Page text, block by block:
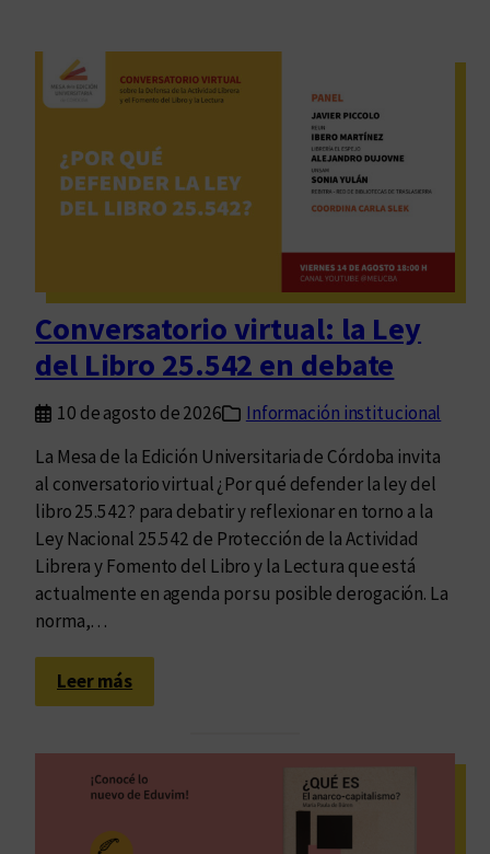
Conversatorio virtual: la Ley
del Libro 25.542 en debate
10 de agosto de 2026
Información institucional
La Mesa de la Edición Universitaria de Córdoba invita
al conversatorio virtual ¿Por qué defender la ley del
libro 25.542? para debatir y reflexionar en torno a la
Ley Nacional 25.542 de Protección de la Actividad
Librera y Fomento del Libro y la Lectura que está
actualmente en agenda por su posible derogación. La
norma,…
Leer más:
C
v
r